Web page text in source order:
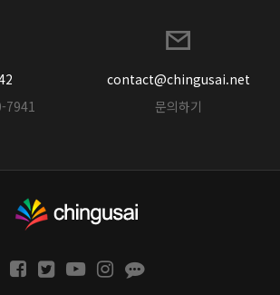
7941
contact@chingusai.net
문의하기